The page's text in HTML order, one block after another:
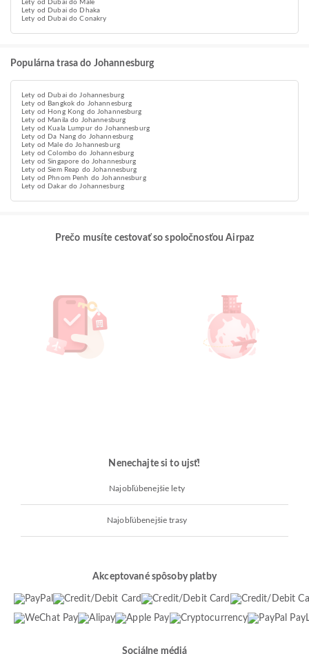
Lety od Dubai do Male
Lety od Dubai do Dhaka
Lety od Dubai do Conakry
Populárna trasa do Johannesburg
Lety od Dubai do Johannesburg
Lety od Bangkok do Johannesburg
Lety od Hong Kong do Johannesburg
Lety od Manila do Johannesburg
Lety od Kuala Lumpur do Johannesburg
Lety od Da Nang do Johannesburg
Lety od Male do Johannesburg
Lety od Colombo do Johannesburg
Lety od Singapore do Johannesburg
Lety od Siem Reap do Johannesburg
Lety od Phnom Penh do Johannesburg
Lety od Dakar do Johannesburg
Prečo musíte cestovať so spoločnosťou Airpaz
Nenechajte si to ujsť!
Najobľúbenejšie lety
Najobľúbenejšie trasy
Akceptované spôsoby platby
Sociálne médiá